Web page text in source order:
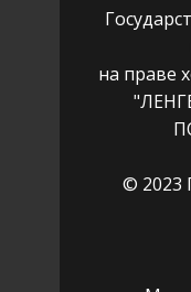
на праве
© 2023